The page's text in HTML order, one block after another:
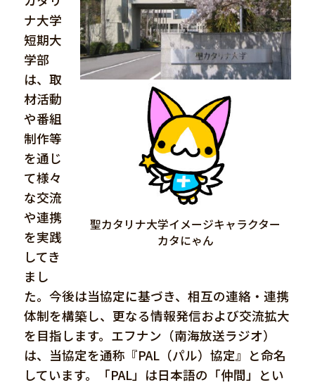
聖カタリナ大学イメージキャラクター
カタにゃん
ナ大学
短期大
学部
は、取
材活動
や番組
制作等
を通じ
て様々
な交流
や連携
を実践
してき
まし
た。今後は当協定に基づき、相互の連絡・連携
体制を構築し、更なる情報発信および交流拡大
を目指します。エフナン（南海放送ラジオ）
は、当協定を通称『PAL（パル）協定』と命名
しています。「PAL」は日本語の「仲間」とい